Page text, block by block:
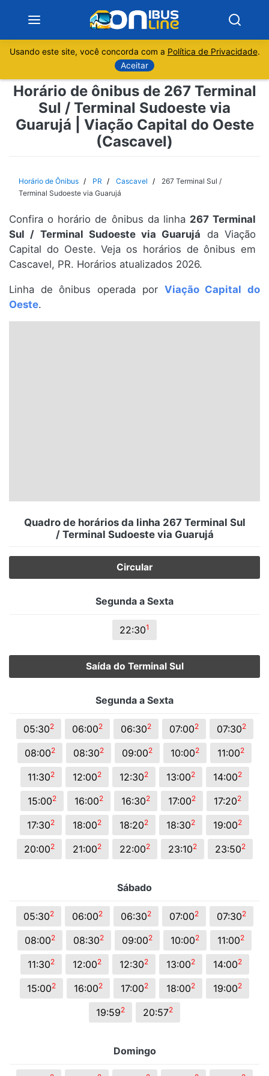
Sobre
Minas Gerais
Rio de Janeiro
Espírito Santo
Paraná
Rio Grande do Sul
Usando este site, você concorda com a Política de Privacidade.
Aceitar
Horário de ônibus de 267 Terminal
Sul / Terminal Sudoeste via
Guarujá | Viação Capital do Oeste
(Cascavel)
Horário de Ônibus PR Cascavel
267 Terminal Sul /
Terminal Sudoeste via Guarujá
Confira o horário de ônibus da linha 267 Terminal
Sul / Terminal Sudoeste via Guarujá da Viação
Capital do Oeste. Veja os horários de ônibus em
Cascavel, PR. Horários atualizados 2026.
Linha de ônibus operada por Viação Capital do
Oeste.
Quadro de horários da linha 267 Terminal Sul
/ Terminal Sudoeste via Guarujá
Circular
Segunda a Sexta
22:301
Saída do Terminal Sul
Segunda a Sexta
05:302 06:002 06:302 07:002 07:302
08:002 08:302 09:002 10:002 11:002
11:302 12:002 12:302 13:002 14:002
15:002 16:002 16:302 17:002 17:202
17:302 18:002 18:202 18:302 19:002
20:002 21:002 22:002 23:102 23:502
Sábado
05:302 06:002 06:302 07:002 07:302
08:002 08:302 09:002 10:002 11:002
11:302 12:002 12:302 13:002 14:002
15:002 16:002 17:002 18:002 19:002
19:592 20:572
Domingo